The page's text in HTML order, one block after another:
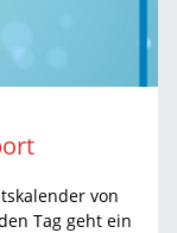
von
Tag geht ein